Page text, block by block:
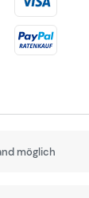
möglich